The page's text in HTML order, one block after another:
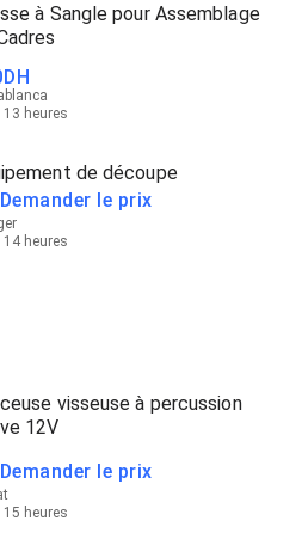
à Sangle pour Assemblage
DH
13 heures
de découpe
Demander le prix
14 heures
visseuse à percussion
12V
Demander le prix
15 heures